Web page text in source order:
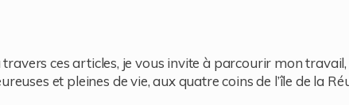
ces articles, je vous invite à parcourir mon travail,
et pleines de vie, aux quatre coins de l’île de la